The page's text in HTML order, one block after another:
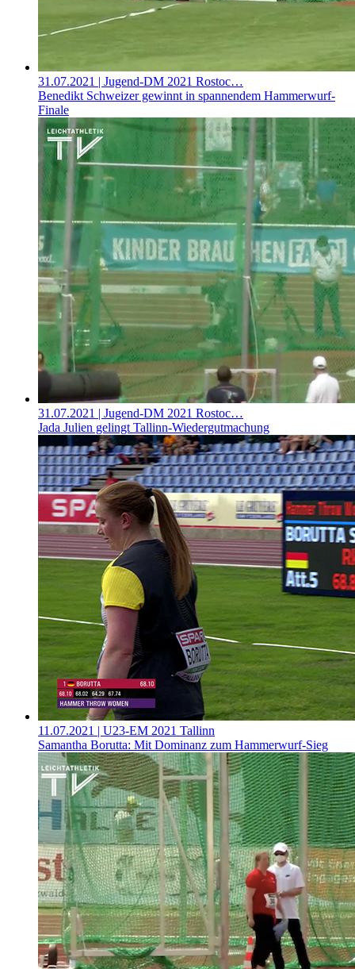
31.07.2021 | Jugend-DM 2021 Rostoc…
Benedikt Schweizer gewinnt in spannendem Hammerwurf-
Finale
31.07.2021 | Jugend-DM 2021 Rostoc…
Jada Julien gelingt Tallinn-Wiedergutmachung
11.07.2021 | U23-EM 2021 Tallinn
Samantha Borutta: Mit Dominanz zum Hammerwurf-Sieg